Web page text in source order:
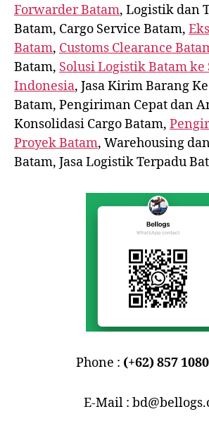
Forwarder Batam, Logistik dan
Batam, Cargo Service Batam,
Batam, Customs Clearance
Batam, Solusi Logistik Batam ke
Indonesia, Jasa Kirim Barang
Batam, Pengiriman Cepat dan
Konsolidasi Cargo Batam,
Proyek Batam, Warehousing
Batam, Jasa Logistik Terpadu
Phone : (+62) 857
E-Mail :